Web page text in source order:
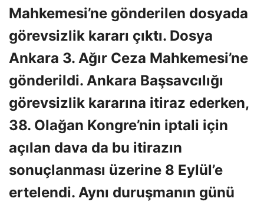
Mahkemesi’ne gönderilen dosyada
görevsizlik kararı çıktı. Dosya
Ankara 3. Ağır Ceza Mahkemesi’ne
gönderildi. Ankara Başsavcılığı
görevsizlik kararına itiraz ederken,
38. Olağan Kongre’nin iptali için
açılan dava da bu itirazın
sonuçlanması üzerine 8 Eylül’e
ertelendi. Aynı duruşmanın günü